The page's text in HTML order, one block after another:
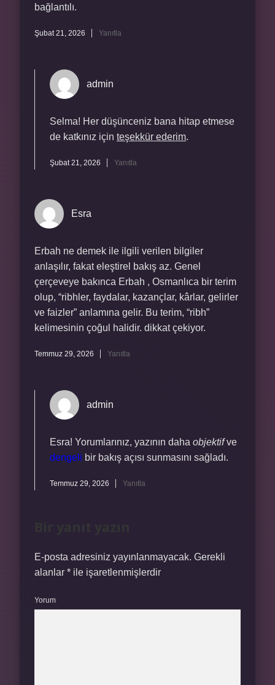
bağlantılı.
Şubat 21, 2026 Yanıtla
admin
Selma! Her düşünceniz bana hitap etmese
de katkınız için teşekkür ederim.
Şubat 21, 2026 Yanıtla
Esra
Erbah ne demek ile ilgili verilen bilgiler
anlaşılır, fakat eleştirel bakış az. Genel
çerçeveye bakınca Erbah , Osmanlıca bir terim
olup, “ribhler, faydalar, kazançlar, kârlar, gelirler
ve faizler” anlamına gelir. Bu terim, “ribh”
kelimesinin çoğul halidir. dikkat çekiyor.
Temmuz 29, 2026 Yanıtla
admin
Esra! Yorumlarınız, yazının daha objektifve
dengeli bir bakış açısı sunmasını sağladı.
Temmuz 29, 2026 Yanıtla
E-posta adresiniz yayınlanmayacak. Gerekli
alanlar * ile işaretlenmişlerdir
Yorum